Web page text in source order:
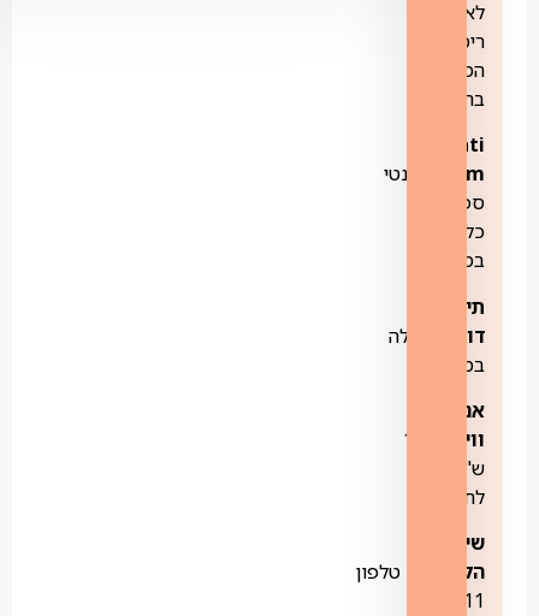
לאינטרנט
רימון
המופיעה
בהפניות.
Anti
Spam:
אנטי
ספאם
כלול
במחיר.
תיבת
דואר:
כלולה
במחיר.
אנטי
ווירוס:
10
ש"ח
לחודש.
שירות
הלקוחות:
טלפון
8911*